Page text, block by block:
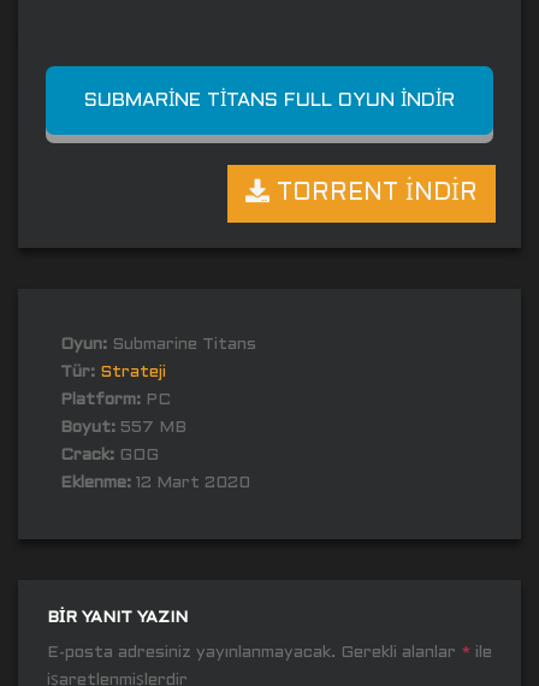
SUBMARINE TITANS FULL OYUN İNDIR
TORRENT İNDİR
Oyun: Submarine Titans
Tür: Strateji
Platform: PC
Boyut: 557 MB
Crack: GOG
Eklenme: 12 Mart 2020
BIR YANIT YAZIN
E-posta adresiniz yayınlanmayacak. Gerekli alanlar * ile
işaretlenmişlerdir